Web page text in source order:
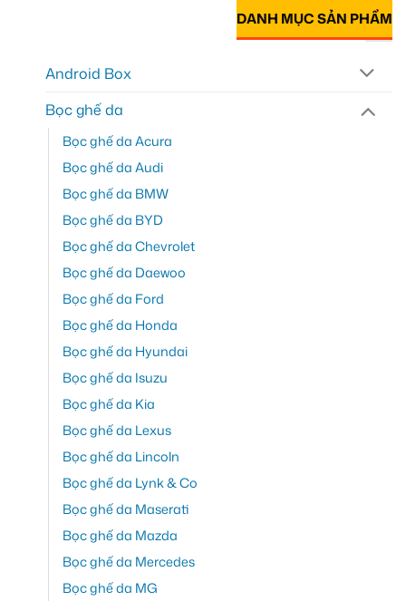
DANH MỤC SẢN PHẨM
Android Box
Bọc ghế da
Bọc ghế da Acura
Bọc ghế da Audi
Bọc ghế da BMW
Bọc ghế da BYD
Bọc ghế da Chevrolet
Bọc ghế da Daewoo
Bọc ghế da Ford
Bọc ghế da Honda
Bọc ghế da Hyundai
Bọc ghế da Isuzu
Bọc ghế da Kia
Bọc ghế da Lexus
Bọc ghế da Lincoln
Bọc ghế da Lynk & Co
Bọc ghế da Maserati
Bọc ghế da Mazda
Bọc ghế da Mercedes
Bọc ghế da MG